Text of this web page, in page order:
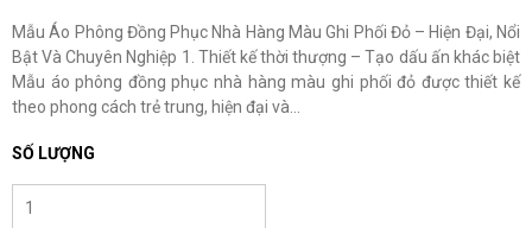
Mẫu Áo Phông Đồng Phục Nhà Hàng Màu Ghi Phối Đỏ – Hiện Đại, Nổi
Bật Và Chuyên Nghiệp 1. Thiết kế thời thượng – Tạo dấu ấn khác biệt
Mẫu áo phông đồng phục nhà hàng màu ghi phối đỏ được thiết kế
theo phong cách trẻ trung, hiện đại và...
SỐ LƯỢNG